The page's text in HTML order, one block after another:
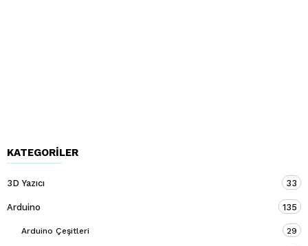
KATEGORILER
3D Yazıcı 33
Arduino 135
Arduino Çeşitleri 29